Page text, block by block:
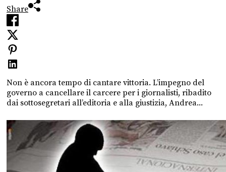
Share
Non è ancora tempo di cantare vittoria. L’impegno del
governo a cancellare il carcere per i giornalisti, ribadito
dai sottosegretari all’editoria e alla giustizia, Andrea...